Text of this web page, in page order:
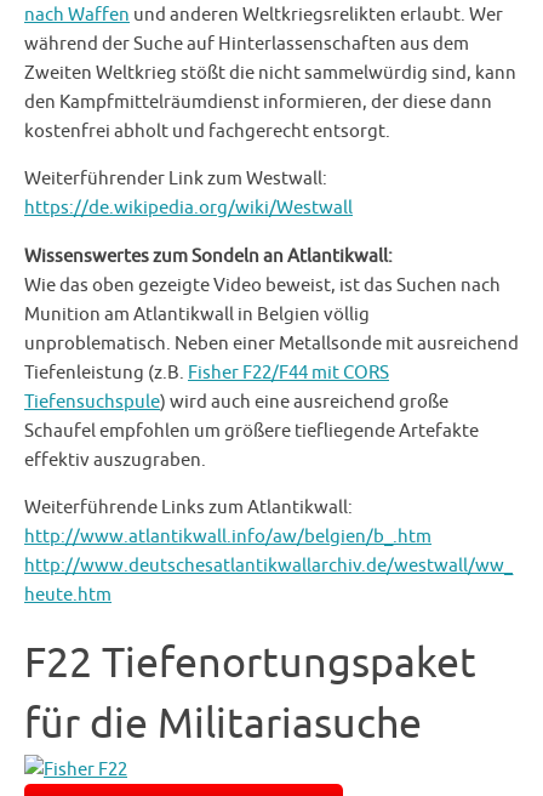
nach Waffen und anderen Weltkriegsrelikten erlaubt. Wer
während der Suche auf Hinterlassenschaften aus dem
Zweiten Weltkrieg stößt die nicht sammelwürdig sind, kann
den Kampfmittelräumdienst informieren, der diese dann
kostenfrei abholt und fachgerecht entsorgt.
Weiterführender Link zum Westwall:
https://de.wikipedia.org/wiki/Westwall
Wissenswertes zum Sondeln an Atlantikwall:
Wie das oben gezeigte Video beweist, ist das Suchen nach
Munition am Atlantikwall in Belgien völlig
unproblematisch. Neben einer Metallsonde mit ausreichend
Tiefenleistung (z.B. Fisher F22/F44 mit CORS
Tiefensuchspule) wird auch eine ausreichend große
Schaufel empfohlen um größere tiefliegende Artefakte
effektiv auszugraben.
Weiterführende Links zum Atlantikwall:
http://www.atlantikwall.info/aw/belgien/b_.htm
http://www.deutschesatlantikwallarchiv.de/westwall/ww_
heute.htm
F22 Tiefenortungspaket
für die Militariasuche